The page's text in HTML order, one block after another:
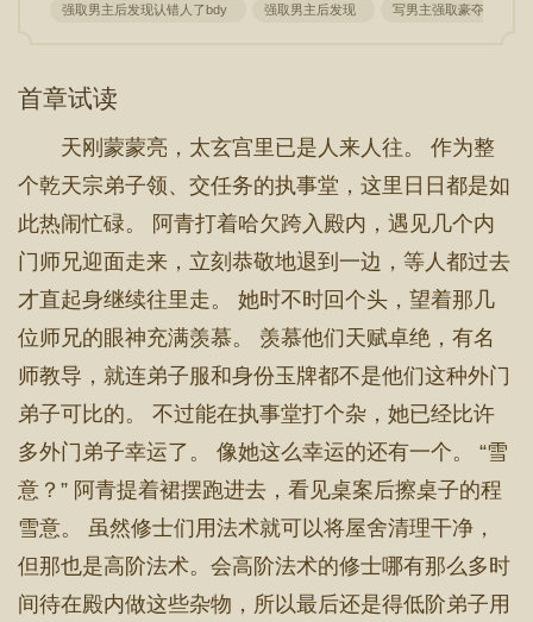
强取男主后发现认错人了bdy 强取男主后发现 写男主强取豪夺的
首章试读
天刚蒙蒙亮，太玄宫里已是人来人往。 作为整
个乾天宗弟子领、交任务的执事堂，这里日日都是如
此热闹忙碌。 阿青打着哈欠跨入殿内，遇见几个内
门师兄迎面走来，立刻恭敬地退到一边，等人都过去
才直起身继续往里走。 她时不时回个头，望着那几
位师兄的眼神充满羡慕。 羡慕他们天赋卓绝，有名
师教导，就连弟子服和身份玉牌都不是他们这种外门
弟子可比的。 不过能在执事堂打个杂，她已经比许
多外门弟子幸运了。 像她这么幸运的还有一个。 “雪
意？” 阿青提着裙摆跑进去，看见桌案后擦桌子的程
雪意。 虽然修士们用法术就可以将屋舍清理干净，
但那也是高阶法术。会高阶法术的修士哪有那么多时
间待在殿内做这些杂物，所以最后还是得低阶弟子用